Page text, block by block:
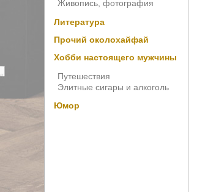
Живопись, фотография
Литература
Прочий околохайфай
Хобби настоящего мужчины
Путешествия
Элитные сигары и алкоголь
Юмор